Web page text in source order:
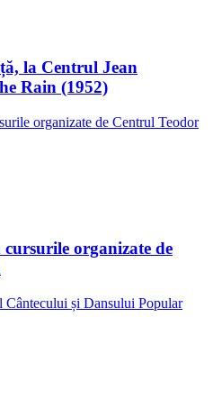
la Centrul Jean
Rain (1952)
organizate de